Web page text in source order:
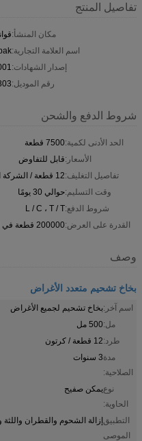
تفاصيل المنتج
مكان المنشأ:
اسم العلامة التجارية:
إصدار الشهادات:
رقم الموديل:
شروط الدفع والشحن
الحد الأدنى لكمية:7500 قطعة
الأسعار:قابل للتفاوض
تفاصيل التغليف:12 قطعة / الشركة التونسية للملاحة ، حاوية 2500 طن / 20 قدم
وقت التسليم:حوالي 30 يومًا
شروط الدفع:L / C ، T / T
القدرة على العرض:200000 قطعة في اليوم
وصف
بخاخ تشحيم متعدد الأغراض
اسم آخر:بخاخ تشحيم لجميع الأغراض
مل:500 مل
طرد:12 قطعة / كرتون
مدة
الصلاحية:
3 سنوات
نوع
الحاوية:
يمكن صفيح
التطبيق
الموصى
إزالة الشحوم والقطران